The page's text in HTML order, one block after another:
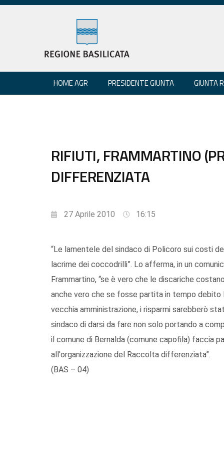
HOME AGR PRESIDENTE GIUNTA GIUNTA
RIFIUTI, FRAMMARTINO
DIFFERENZIATA
27 Aprile 2010 16:15
“Le lamentele del sindaco di Policoro sui costi
lacrime dei coccodrilli”. Lo afferma, in un
Frammartino, “se è vero che le discariche
anche vero che se fosse partita in tempo
vecchia amministrazione, i risparmi sarebberò
sindaco di darsi da fare non solo portando a
il comune di Bernalda (comune capofila) faccia
all'organizzazione del Raccolta differenziata”.
(BAS – 04)